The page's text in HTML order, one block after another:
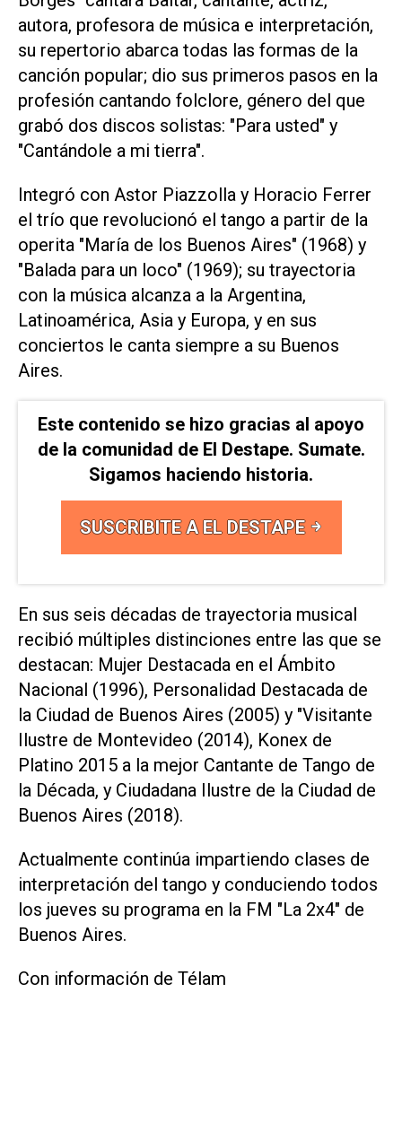
autora, profesora de música e interpretación,
su repertorio abarca todas las formas de la
canción popular; dio sus primeros pasos en la
profesión cantando folclore, género del que
grabó dos discos solistas: "Para usted" y
"Cantándole a mi tierra".
Integró con Astor Piazzolla y Horacio Ferrer
el trío que revolucionó el tango a partir de la
operita "María de los Buenos Aires" (1968) y
"Balada para un loco" (1969); su trayectoria
con la música alcanza a la Argentina,
Latinoamérica, Asia y Europa, y en sus
conciertos le canta siempre a su Buenos
Aires.
Este contenido se hizo gracias al apoyo
de la comunidad de El Destape. Sumate.
Sigamos haciendo historia.
SUSCRIBITE A EL DESTAPE
En sus seis décadas de trayectoria musical
recibió múltiples distinciones entre las que se
destacan: Mujer Destacada en el Ámbito
Nacional (1996), Personalidad Destacada de
la Ciudad de Buenos Aires (2005) y "Visitante
Ilustre de Montevideo (2014), Konex de
Platino 2015 a la mejor Cantante de Tango de
la Década, y Ciudadana Ilustre de la Ciudad de
Buenos Aires (2018).
Actualmente continúa impartiendo clases de
interpretación del tango y conduciendo todos
los jueves su programa en la FM "La 2x4" de
Buenos Aires.
Con información de Télam